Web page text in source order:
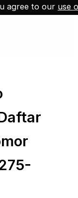
agree to our use